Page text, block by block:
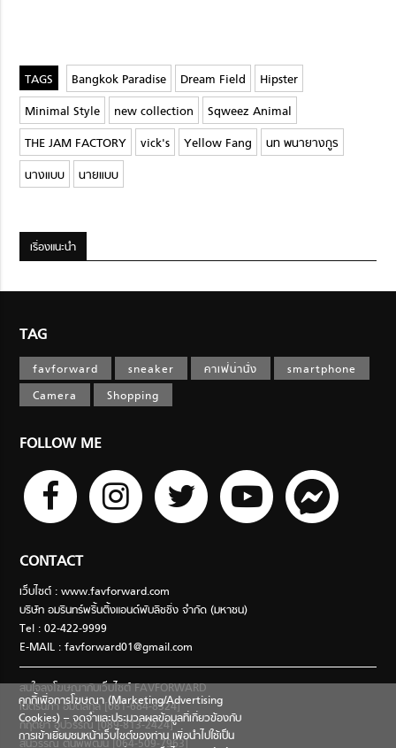
Bangkok Paradise Dream Field
Hipster
Minimal Style
new collection
Sqweez Animal
THE JAM FACTORY
vick's Yellow Fang
นท พนายางกูร
นางแบบ
นายแบบ
เรื่องแนะนำ
TAG
favforward sneaker คาเฟ่น่านั่ง
smartphone
Camera
Shopping
FOLLOW ME
CONTACT
เว็บไซต์ : www.favforward.com
บริษัท อมรินทร์พริ้นติ้งแอนด์พับลิชชิ่ง จำกัด (มหาชน)
Tel : 02-422-9999
E-MAIL :favforward01@gmail.com
สนใจลงโฆษณากับเว็บไซต์ FAVFORWARD
เนตรนภา อมตสกุล [081-684-8324]
กฤตยา อุปวรรณ [089-813-2424]
สินีวรรณ ตันพิพัฒน์ [064-509-7963]
คุกกี้เพื่อการโฆษณา (Marketing/Advertising
Cookies) – จดจำและประมวลผลข้อมูลที่เกี่ยวข้องกับ
การเข้าเยี่ยมชมหน้าเว็บไซต์ของท่าน เพื่อนำไปใช้เป็น